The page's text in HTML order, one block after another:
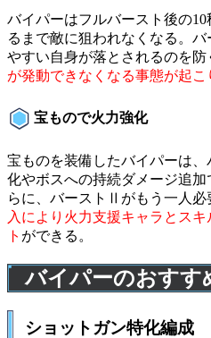
バイパーはフルバースト後の
るまで敵に狙われなくなる。
やすい自身が落とされるのを防
が発動できなくなる事態が起こ
宝もので火力強化
宝ものを装備したバイパーは
化やボスへの持続ダメージ追
らに、バーストⅡがもう一人必
入により火力支援キャラとス
ト ができる。
バイパーのおすす
ショットガン特化編成